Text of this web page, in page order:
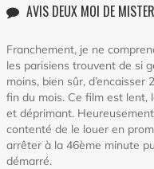
AVIS DEUX MOI DE
Franchement, je ne
les parisiens trouvent de si
moins, bien sûr, d’encaisser
fin du mois. Ce film est lent,
et déprimant.
contenté de le louer en
arrêter à la 46ème minute
démarré.